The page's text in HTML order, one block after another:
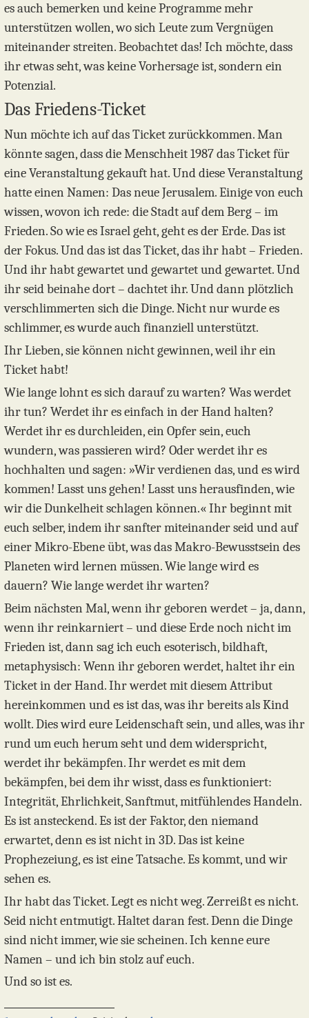
es auch bemerken und keine Programme mehr
unterstützen wollen, wo sich Leute zum Vergnügen
miteinander streiten. Beobachtet das! Ich möchte, dass
ihr etwas seht, was keine Vorhersage ist, sondern ein
Potenzial.
Das Friedens-Ticket
Nun möchte ich auf das Ticket zurückkommen. Man
könnte sagen, dass die Menschheit 1987 das Ticket für
eine Veranstaltung gekauft hat. Und diese Veranstaltung
hatte einen Namen: Das neue Jerusalem. Einige von euch
wissen, wovon ich rede: die Stadt auf dem Berg – im
Frieden. So wie es Israel geht, geht es der Erde. Das ist
der Fokus. Und das ist das Ticket, das ihr habt – Frieden.
Und ihr habt gewartet und gewartet und gewartet. Und
ihr seid beinahe dort – dachtet ihr. Und dann plötzlich
verschlimmerten sich die Dinge. Nicht nur wurde es
schlimmer, es wurde auch finanziell unterstützt.
Ihr Lieben, sie können nicht gewinnen, weil ihr ein
Ticket habt!
Wie lange lohnt es sich darauf zu warten? Was werdet
ihr tun? Werdet ihr es einfach in der Hand halten?
Werdet ihr es durchleiden, ein Opfer sein, euch
wundern, was passieren wird? Oder werdet ihr es
hochhalten und sagen: »Wir verdienen das, und es wird
kommen! Lasst uns gehen! Lasst uns herausfinden, wie
wir die Dunkelheit schlagen können.« Ihr beginnt mit
euch selber, indem ihr sanfter miteinander seid und auf
einer Mikro-Ebene übt, was das Makro-Bewusstsein des
Planeten wird lernen müssen. Wie lange wird es
dauern? Wie lange werdet ihr warten?
Beim nächsten Mal, wenn ihr geboren werdet – ja, dann,
wenn ihr reinkarniert – und diese Erde noch nicht im
Frieden ist, dann sag ich euch esoterisch, bildhaft,
metaphysisch: Wenn ihr geboren werdet, haltet ihr ein
Ticket in der Hand. Ihr werdet mit diesem Attribut
hereinkommen und es ist das, was ihr bereits als Kind
wollt. Dies wird eure Leidenschaft sein, und alles, was ihr
rund um euch herum seht und dem widerspricht,
werdet ihr bekämpfen. Ihr werdet es mit dem
bekämpfen, bei dem ihr wisst, dass es funktioniert:
Integrität, Ehrlichkeit, Sanftmut, mitfühlendes Handeln.
Es ist ansteckend. Es ist der Faktor, den niemand
erwartet, denn es ist nicht in 3D. Das ist keine
Prophezeiung, es ist eine Tatsache. Es kommt, und wir
sehen es.
Ihr habt das Ticket. Legt es nicht weg. Zerreißt es nicht.
Seid nicht entmutigt. Haltet daran fest. Denn die Dinge
sind nicht immer, wie sie scheinen. Ich kenne eure
Namen – und ich bin stolz auf euch.
Und so ist es.